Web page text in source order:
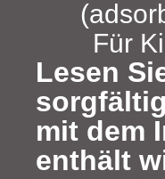
Für
Lesen
mit dem
enthält